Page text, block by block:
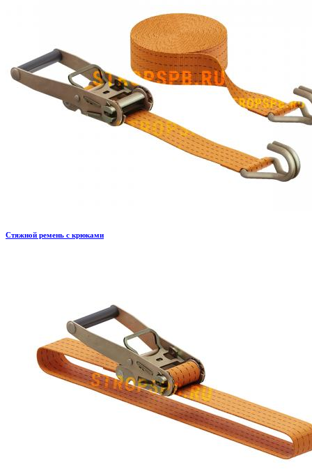
Стяжной ремень с крюками